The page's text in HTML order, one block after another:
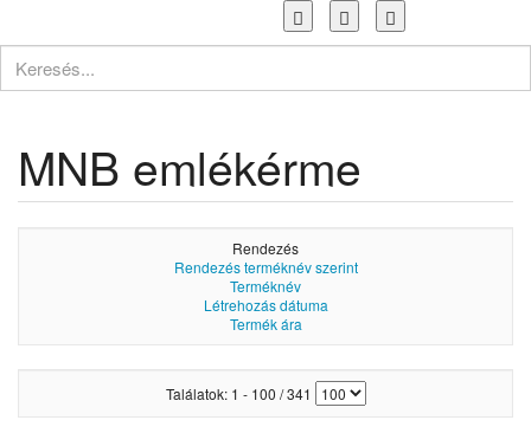
Toggle
navigation
MNB emlékérme
Rendezés
Rendezés terméknév szerint
Terméknév
Létrehozás dátuma
Termék ára
Találatok: 1 - 100 / 341